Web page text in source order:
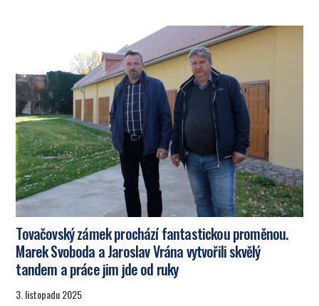
Tovačovský zámek prochází fantastickou proměnou.
Marek Svoboda a Jaroslav Vrána vytvořili skvělý
tandem a práce jim jde od ruky
3. listopadu 2025